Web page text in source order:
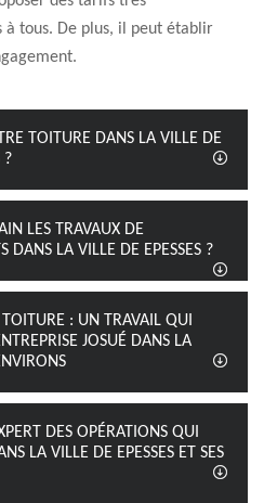
à tous. De plus, il peut établir
TOITURE DANS LA VILLE DE
?
LES TRAVAUX DE
DANS LA VILLE DE EPESSES ?
: UN TRAVAIL QUI
JOSUÉ DANS LA
DES OPÉRATIONS QUI
LA VILLE DE EPESSES ET SES